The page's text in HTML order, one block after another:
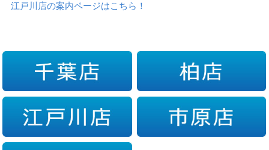
江戸川店の案内ページはこちら！